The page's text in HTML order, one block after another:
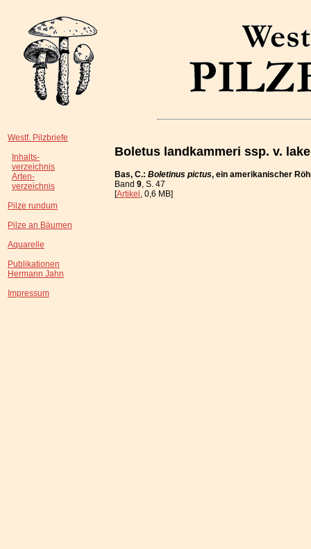
Westf. Pilzbriefe
Inhalts-
verzeichnis
Arten-
verzeichnis
Pilze rundum
Pilze an Bäumen
Aquarelle
Publikationen
Hermann Jahn
Impressum
Boletus landkammeri ssp. v.
Bas, C.: Boletinus pictus, ein amerikanischer
Band 9, S. 47
[Artikel, 0,6 MB]